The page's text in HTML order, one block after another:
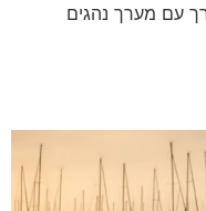
עם מערך נהגים